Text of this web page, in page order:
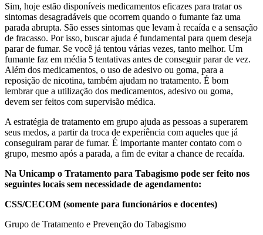
Sim, hoje estão disponíveis medicamentos eficazes para tratar os
sintomas desagradáveis que ocorrem quando o fumante faz uma
parada abrupta. São esses sintomas que levam à recaída e a sensação
de fracasso. Por isso, buscar ajuda é fundamental para quem deseja
parar de fumar. Se você já tentou várias vezes, tanto melhor. Um
fumante faz em média 5 tentativas antes de conseguir parar de vez.
Além dos medicamentos, o uso de adesivo ou goma, para a
reposição de nicotina, também ajudam no tratamento. É bom
lembrar que a utilização dos medicamentos, adesivo ou goma,
devem ser feitos com supervisão médica.
A estratégia de tratamento em grupo ajuda as pessoas a superarem
seus medos, a partir da troca de experiência com aqueles que já
conseguiram parar de fumar. É importante manter contato com o
grupo, mesmo após a parada, a fim de evitar a chance de recaída.
Na Unicamp o Tratamento para Tabagismo pode ser feito nos
seguintes locais sem necessidade de agendamento:
CSS/CECOM (somente para funcionários e docentes)
Grupo de Tratamento e Prevenção do Tabagismo